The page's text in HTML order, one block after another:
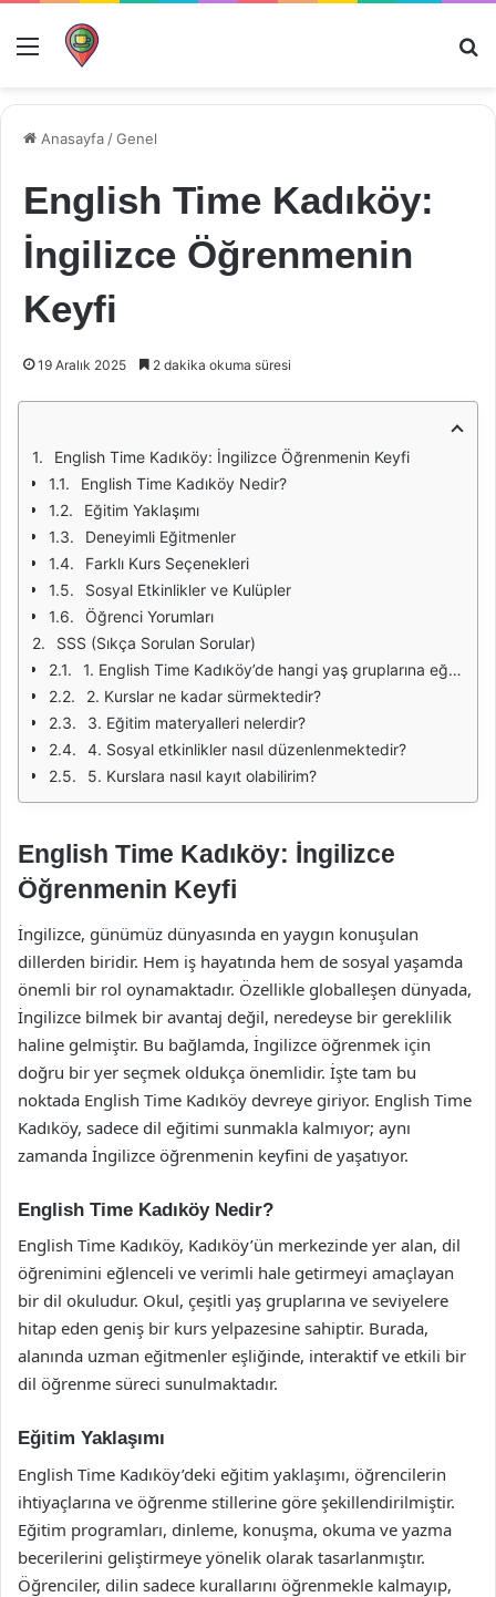
Menü
Anasayfa /Genel
English Time Kadıköy:
İngilizce Öğrenmenin
Keyfi
19 Aralık 2025 2 dakika okuma süresi
English Time Kadıköy: İngilizce Öğrenmenin Keyfi
English Time Kadıköy Nedir?
Eğitim Yaklaşımı
Deneyimli Eğitmenler
Farklı Kurs Seçenekleri
Sosyal Etkinlikler ve Kulüpler
Öğrenci Yorumları
SSS (Sıkça Sorulan Sorular)
1. English Time Kadıköy’de hangi yaş gruplarına eğitim verilmektedir?
2. Kurslar ne kadar sürmektedir?
3. Eğitim materyalleri nelerdir?
4. Sosyal etkinlikler nasıl düzenlenmektedir?
5. Kurslara nasıl kayıt olabilirim?
English Time Kadıköy: İngilizce
Öğrenmenin Keyfi
İngilizce, günümüz dünyasında en yaygın konuşulan
dillerden biridir. Hem iş hayatında hem de sosyal yaşamda
önemli bir rol oynamaktadır. Özellikle globalleşen dünyada,
İngilizce bilmek bir avantaj değil, neredeyse bir gereklilik
haline gelmiştir. Bu bağlamda, İngilizce öğrenmek için
doğru bir yer seçmek oldukça önemlidir. İşte tam bu
noktada English Time Kadıköy devreye giriyor. English Time
Kadıköy, sadece dil eğitimi sunmakla kalmıyor; aynı
zamanda İngilizce öğrenmenin keyfini de yaşatıyor.
English Time Kadıköy Nedir?
English Time Kadıköy, Kadıköy’ün merkezinde yer alan, dil
öğrenimini eğlenceli ve verimli hale getirmeyi amaçlayan
bir dil okuludur. Okul, çeşitli yaş gruplarına ve seviyelere
hitap eden geniş bir kurs yelpazesine sahiptir. Burada,
alanında uzman eğitmenler eşliğinde, interaktif ve etkili bir
dil öğrenme süreci sunulmaktadır.
Eğitim Yaklaşımı
English Time Kadıköy’deki eğitim yaklaşımı, öğrencilerin
ihtiyaçlarına ve öğrenme stillerine göre şekillendirilmiştir.
Eğitim programları, dinleme, konuşma, okuma ve yazma
becerilerini geliştirmeye yönelik olarak tasarlanmıştır.
Öğrenciler, dilin sadece kurallarını öğrenmekle kalmayıp,